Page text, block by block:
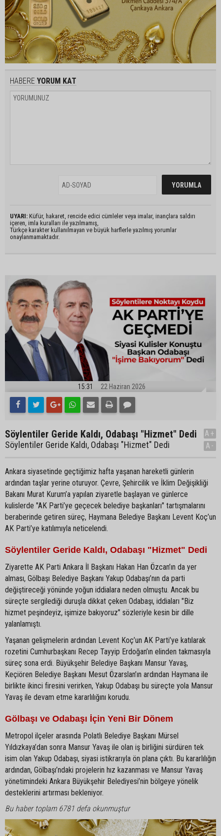
HABERE YORUM KAT
UYARI: Küfür, hakaret, rencide edici cümleler veya imalar, inançlara saldırı
içeren, imla kuralları ile yazılmamış,
Türkçe karakter kullanılmayan ve büyük harflerle yazılmış yorumlar
onaylanmamaktadır.
15:31 22 Haziran 2026
Söylentiler Geride Kaldı, Odabaşı "Hizmet" Dedi
Söylentiler Geride Kaldı, Odabaşı "Hizmet" Dedi
A+
A-
Ankara siyasetinde geçtiğimiz hafta yaşanan hareketli günlerin
ardından taşlar yerine oturuyor. Çevre, Şehircilik ve İklim Değişikliği
Bakanı Murat Kurum’a yapılan ziyaretle başlayan ve günlerce
kulislerde "AK Parti’ye geçecek belediye başkanları" tartışmalarını
beraberinde getiren süreç, Haymana Belediye Başkanı Levent Koç’un
AK Parti’ye katılımıyla neticelendi.
Söylentiler Geride Kaldı, Odabaşı "Hizmet" Dedi
Ziyarette AK Parti Ankara İl Başkanı Hakan Han Özcan’ın da yer
alması, Gölbaşı Belediye Başkanı Yakup Odabaşı’nın da parti
değiştireceği yönünde yoğun iddialara neden olmuştu. Ancak bu
süreçte sergilediği duruşla dikkat çeken Odabaşı, iddiaları "Biz
hizmet peşindeyiz, işimize bakıyoruz" sözleriyle kesin bir dille
yalanlamıştı.
Yaşanan gelişmelerin ardından Levent Koç’un AK Parti’ye katılarak
rozetini Cumhurbaşkanı Recep Tayyip Erdoğan’ın elinden takmasıyla
süreç sona erdi. Büyükşehir Belediye Başkanı Mansur Yavaş,
Keçiören Belediye Başkanı Mesut Özarslan’ın ardından Haymana ile
birlikte ikinci firesini verirken, Yakup Odabaşı bu süreçte yola Mansur
Yavaş ile devam etme kararlılığını korudu.
Gölbaşı ve Odabaşı İçin Yeni Bir Dönem
Metropol ilçeler arasında Polatlı Belediye Başkanı Mürsel
Yıldızkaya’dan sonra Mansur Yavaş ile olan iş birliğini sürdüren tek
isim olan Yakup Odabaşı, siyasi istikrarıyla ön plana çıktı. Bu kararlılığın
ardından, Gölbaşı’ndaki projelerin hız kazanması ve Mansur Yavaş
yönetimindeki Ankara Büyükşehir Belediyesi’nin bölgeye yönelik
desteklerini artırması bekleniyor.
Bu haber toplam 6781 defa okunmuştur